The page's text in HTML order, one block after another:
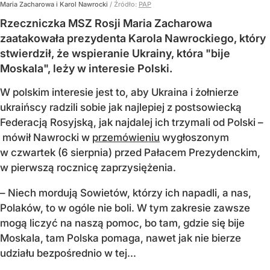
Maria Zacharowa i Karol Nawrocki / Źródło: PAP
Rzeczniczka MSZ Rosji Maria Zacharowa
zaatakowała prezydenta Karola Nawrockiego, który
stwierdził, że wspieranie Ukrainy, która "bije
Moskala", leży w interesie Polski.
W polskim interesie jest to, aby Ukraina i żołnierze
ukraińscy radzili sobie jak najlepiej z postsowiecką
Federacją Rosyjską, jak najdalej ich trzymali od Polski –
mówił Nawrocki w przemówieniu wygłoszonym
w czwartek (6 sierpnia) przed Pałacem Prezydenckim,
w pierwszą rocznicę zaprzysiężenia.
– Niech mordują Sowietów, którzy ich napadli, a nas,
Polaków, to w ogóle nie boli. W tym zakresie zawsze
mogą liczyć na naszą pomoc, bo tam, gdzie się bije
Moskala, tam Polska pomaga, nawet jak nie bierze
udziału bezpośrednio w tej...